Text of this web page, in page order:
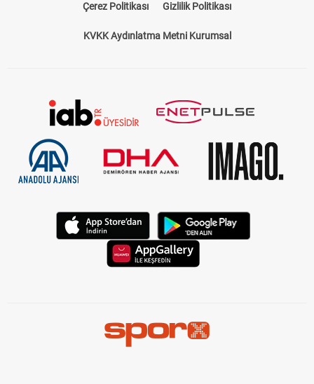
Çerez Politikası Gizlilik Politikası
KVKK Aydınlatma Metni Kurumsal